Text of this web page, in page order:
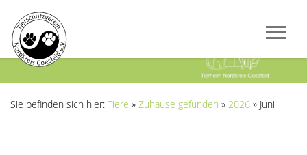
Sie befinden sich hier: Tiere » Zuhause gefunden » 2026 » Juni